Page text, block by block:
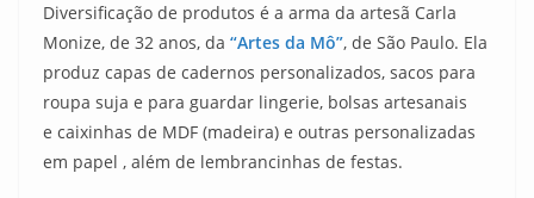
Diversificação de produtos é a arma da artesã Carla
Monize, de 32 anos, da “Artes da Mô”, de São Paulo. Ela
produz capas de cadernos personalizados, sacos para
roupa suja e para guardar lingerie, bolsas artesanais
e caixinhas de MDF (madeira) e outras personalizadas
em papel , além de lembrancinhas de festas.